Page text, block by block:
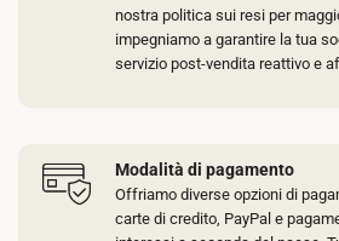
nostra politica sui resi per
impegniamo a garantire la tua
servizio post-vendita reattivo e
Modalità di pagamento
Offriamo diverse opzioni di
carte di credito, PayPal e